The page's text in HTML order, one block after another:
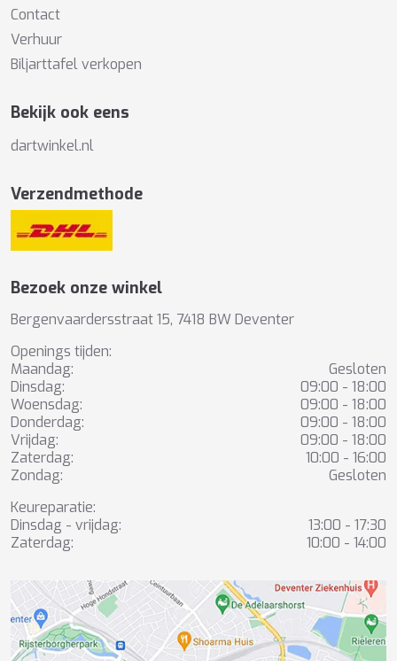
Contact
Verhuur
Biljarttafel verkopen
Bekijk ook eens
dartwinkel.nl
Verzendmethode
Bezoek onze winkel
Bergenvaardersstraat 15, 7418 BW Deventer
Openings tijden:
Maandag:
Gesloten
Dinsdag:
09:00 - 18:00
Woensdag:
09:00 - 18:00
Donderdag:
09:00 - 18:00
Vrijdag:
09:00 - 18:00
Zaterdag:
10:00 - 16:00
Zondag:
Gesloten
Keureparatie:
Dinsdag - vrijdag:
13:00 - 17:30
Zaterdag:
10:00 - 14:00